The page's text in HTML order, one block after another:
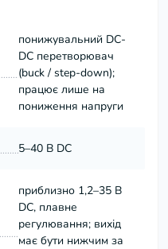
понижувальний DC-
DC перетворювач
(buck / step-down);
працює лише на
пониження напруги
5–40 В DC
приблизно 1,2–35 В
DC, плавне
регулювання; вихід
має бути нижчим за